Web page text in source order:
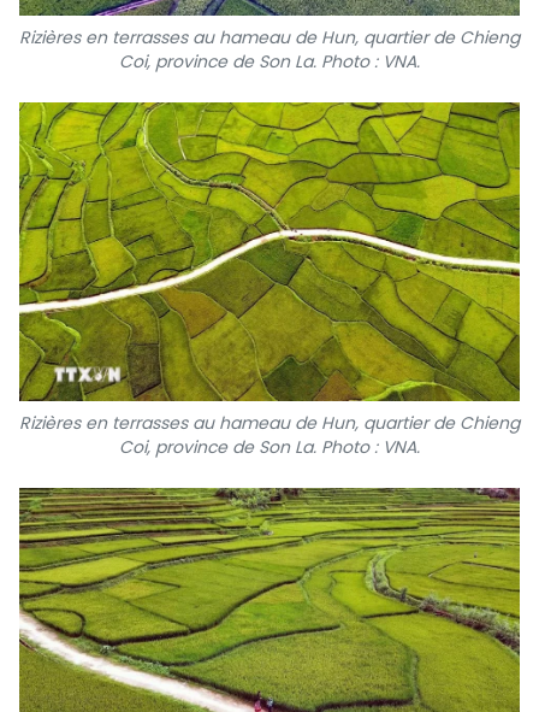
Rizières en terrasses au hameau de Hun, quartier de Chieng
Coi, province de Son La. Photo : VNA.
Rizières en terrasses au hameau de Hun, quartier de Chieng
Coi, province de Son La. Photo : VNA.